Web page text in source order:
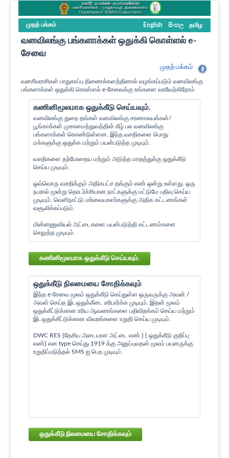
முதற் பக்கம் English සිංහල தமிழ
வனவிலங்கு பங்களாக்கள் ஒதுக்கி கொள்ளல் e-
சேவை
முதற் பக்கம்
வனசீவராசிகள் பாதுகாப்பு திணைக்களத்தினால் வழங்கப்படும் வனவிலங்கு
பங்களாக்கள் ஒதுக்கி கொள்ளல் e-சேவைக்கு உங்களை வரவேற்கிறோம்
கணினிமூலமாக ஒதுக்கீடு செய்யவும்.
வனவிலங்கு துறை தங்கள் வனவிலங்கு சரணாலயங்கள்/
பூங்காக்கள் முகாமைத்துவத்தின் கீழ் பல வனவிலங்கு
பங்களாக்கள் கொண்டுள்ளன. இந்த வசதிகளை பொது
மக்களுக்கு ஒதுக்க மற்றும் பயன்படுத்த முடியும்.
வசதிகளை தற்போதைய மற்றும் அடுத்த மாதத்துக்கு ஒதுக்கீடு
செய்ய முடியும்.
ஒவ்வொரு வசதிக்கும் அதிகபட்ச தங்கும் எண் ஒன்று உள்ளது. ஒரு
நபரால் மூன்று தொடர்ச்சியான நாட்களுக்கு மட்டுமே பதிவு செய்ய
முடியும். வெளிநாட்டு பார்வையாளர்களுக்கு அதிக கட்டணங்கள்
வசூலிக்கப்படும்.
மின்னணுவியல் அட்டைகளை பயன்படுத்தி கட்டணம்களை
செலுத்த முடியும்.
கணினிமூலமாக ஒதுக்கீடு செய்யவும்.
ஒதுக்கீடு நிலமையை சோதிக்கவும்
இந்த e-சேவை மூலம் ஒதுக்கீடு செய்துள்ள ஒருவருக்கு அவன் /
அவள் செய்த இடஒதுக்கீடை சரிபார்க்க முடியும். இதன் மூலம்
ஒதுக்கீட்டுக்கான உரிய ஆவணங்களை பதிவிறக்கம் செய்ய மற்றும்
இடஒதுக்கீட்டுக்கான விவரங்களை உறுதி செய்ய முடியும்.
DWC RES {தேசிய அடையாள அட்டை எண் } { ஒதுக்கீடு குறிப்பு
எண்} என type செய்து 1919 க்கு அனுப்புவதன் மூலம் பயனருக்கு
உறுதிப்படுத்தல் SMS ஐ பெற முடியும்.
ஒதுக்கீடு நிலமையை சோதிக்கவும்